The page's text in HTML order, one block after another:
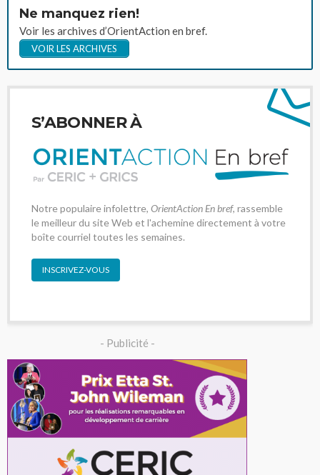
Ne manquez rien!
Voir les archives d’OrientAction en bref.
VOIR LES ARCHIVES
S’ABONNER À
Notre populaire infolettre, OrientAction En bref, rassemble
le meilleur du site Web et l'achemine directement à votre
boîte courriel toutes les semaines.
INSCRIVEZ-VOUS
- Publicité -